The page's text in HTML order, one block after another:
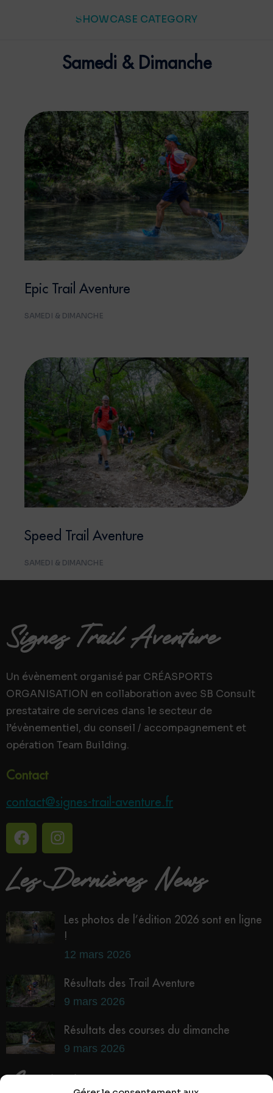
SHOWCASE CATEGORY
Samedi & Dimanche
Epic Trail Aventure
SAMEDI & DIMANCHE
Speed Trail Aventure
SAMEDI & DIMANCHE
Signes Trail Aventure
Un évènement organisé par CRÉASPORTS
ORGANISATION en collaboration avec SB Consult
prestataire de services dans le secteur de
l’évènementiel, du conseil / accompagnement et
opération Team Building.
Contact
contact@signes-trail-aventure.fr
Les Dernières News
Les photos de l’édition 2026 sont en ligne
!
12 mars 2026
Résultats des Trail Aventure
9 mars 2026
Résultats des courses du dimanche
9 mars 2026
Contact